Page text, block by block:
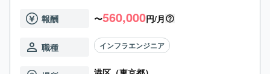
報酬 〜560,000円/月
職種 インフラエンジニア